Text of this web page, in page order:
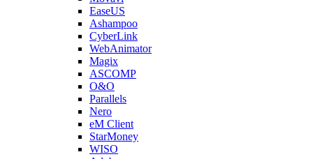
EaseUS
Ashampoo
CyberLink
WebAnimator
Magix
ASCOMP
O&O
Parallels
Nero
eM Client
StarMoney
WISO